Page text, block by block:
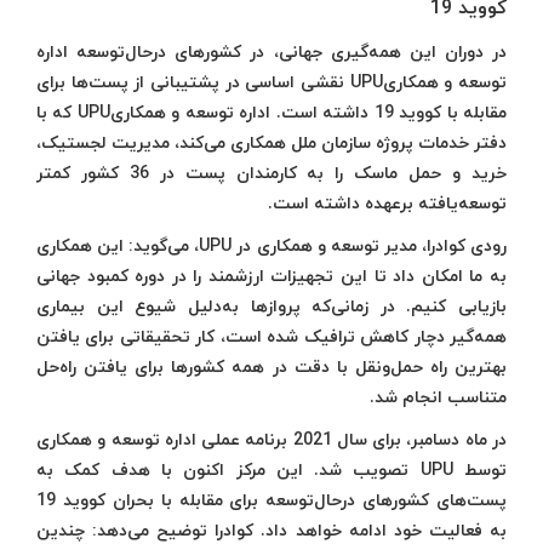
کووید 19
در دوران این همه‌گیری جهانی، در کشورهای درحال‌توسعه اداره
توسعه و همکاریUPU نقشی اساسی در پشتیبانی از پست‌ها برای
مقابله با کووید 19 داشته است. اداره توسعه و همکاریUPU که با
دفتر خدمات پروژه سازمان ملل همکاری می‌کند، مدیریت لجستیک،
خرید‌ و حمل ماسک را به کارمندان پست در 36 کشور کمتر
توسعه‌یافته برعهده داشته است.
رودی کوادرا، مدیر توسعه و همکاری در UPU، می‌گوید: این همکاری
به ما امکان داد تا این تجهیزات ارزشمند را در دوره کمبود جهانی
بازیابی کنیم. در زمانی‌که پروازها به‌دلیل شیوع این بیماری
همه‌گیر دچار کاهش ترافیک شده است، کار تحقیقاتی برای یافتن
بهترین راه حمل‌و‌نقل با دقت در همه کشورها برای یافتن راه‌حل
متناسب انجام شد.
در ماه دسامبر، برای سال 2021 برنامه عملی اداره توسعه و همکاری
توسط UPU تصویب شد. این مرکز اکنون با هدف کمک به
پست‌های کشورهای درحال‌توسعه برای مقابله با بحران کووید 19
به فعالیت خود ادامه خواهد داد. کوادرا توضیح می‌دهد: چندین